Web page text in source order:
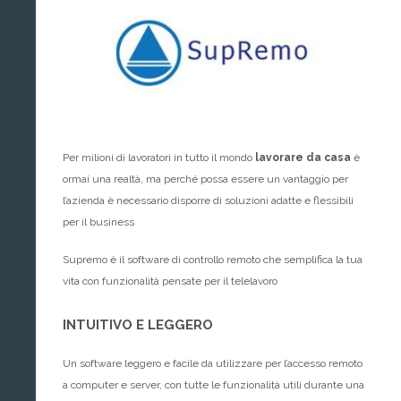
Per milioni di lavoratori in tutto il mondo lavorare da casa è
ormai una realtà, ma perché possa essere un vantaggio per
l’azienda è necessario disporre di soluzioni adatte e flessibili
per il business
Supremo è il software di controllo remoto che semplifica la tua
vita con funzionalità pensate per il telelavoro
INTUITIVO E LEGGERO
Un software leggero e facile da utilizzare per l’accesso remoto
a computer e server, con tutte le funzionalità utili durante una